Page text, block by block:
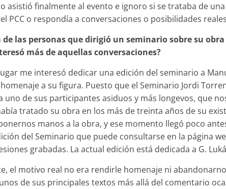
asistió finalmente al evento e ignoro si se trataba de
PCC o respondía a conversaciones o posibilidades
de las personas que dirigió un seminario sobre su
más de aquellas conversaciones?
me interesó dedicar una edición del seminario a
a su figura. Puesto que el Seminario Jordi
uno de sus participantes asiduos y más longevos, que
tratado su obra en los más de treinta años de su
manos a la obra, y ese momento llegó poco
del Seminario que puede consultarse en la página
grabadas. La actual edición está dedicada a G.
el motivo real no era rendirle homenaje ni
de sus principales textos más allá del comentario